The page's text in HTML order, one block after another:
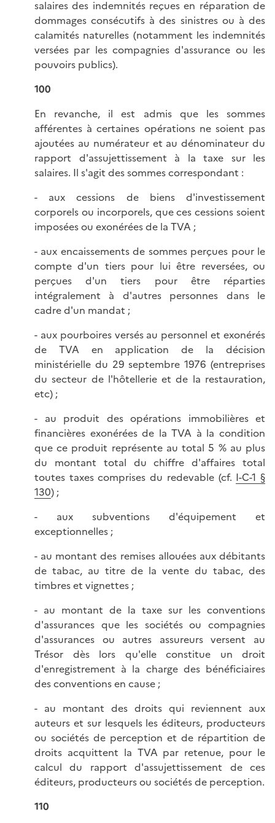
salaires des indemnités reçues en réparation de
dommages consécutifs à des sinistres ou à des
calamités naturelles (notamment les indemnités
versées par les compagnies d'assurance ou les
pouvoirs publics).
100
En revanche, il est admis que les sommes
afférentes à certaines opérations ne soient pas
ajoutées au numérateur et au dénominateur du
rapport d'assujettissement à la taxe sur les
salaires. Il s'agit des sommes correspondant :
- aux cessions de biens d'investissement
corporels ou incorporels, que ces cessions soient
imposées ou exonérées de la TVA ;
- aux encaissements de sommes perçues pour le
compte d'un tiers pour lui être reversées, ou
perçues d'un tiers pour être réparties
intégralement à d'autres personnes dans le
cadre d'un mandat ;
- aux pourboires versés au personnel et exonérés
de TVA en application de la décision
ministérielle du 29 septembre 1976 (entreprises
du secteur de l'hôtellerie et de la restauration,
etc) ;
- au produit des opérations immobilières et
financières exonérées de la TVA à la condition
que ce produit représente au total 5 % au plus
du montant total du chiffre d'affaires total
toutes taxes comprises du redevable (cf. I-C-1 §
130) ;
- aux subventions d'équipement et
exceptionnelles ;
- au montant des remises allouées aux débitants
de tabac, au titre de la vente du tabac, des
timbres et vignettes ;
- au montant de la taxe sur les conventions
d'assurances que les sociétés ou compagnies
d'assurances ou autres assureurs versent au
Trésor dès lors qu'elle constitue un droit
d'enregistrement à la charge des bénéficiaires
des conventions en cause ;
- au montant des droits qui reviennent aux
auteurs et sur lesquels les éditeurs, producteurs
ou sociétés de perception et de répartition de
droits acquittent la TVA par retenue, pour le
calcul du rapport d'assujettissement de ces
éditeurs, producteurs ou sociétés de perception.
110